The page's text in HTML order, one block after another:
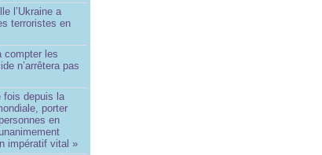
l’Ukraine a
terroristes en
compter les
n’arrêtera pas
fois depuis la
porter
en
impératif vital »